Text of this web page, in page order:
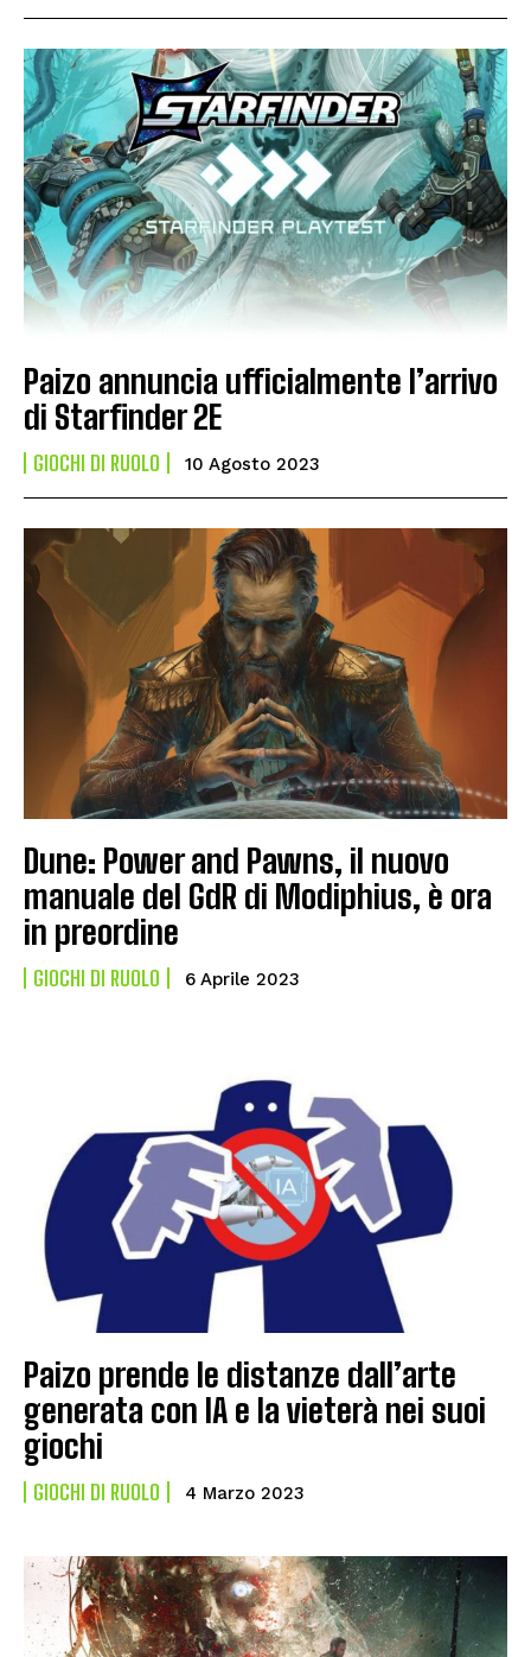
Paizo annuncia ufficialmente l’arrivo
di Starfinder 2E
GIOCHI DI RUOLO 10 Agosto 2023
Dune: Power and Pawns, il nuovo
manuale del GdR di Modiphius, è ora
in preordine
GIOCHI DI RUOLO 6 Aprile 2023
Paizo prende le distanze dall’arte
generata con IA e la vieterà nei suoi
giochi
GIOCHI DI RUOLO 4 Marzo 2023